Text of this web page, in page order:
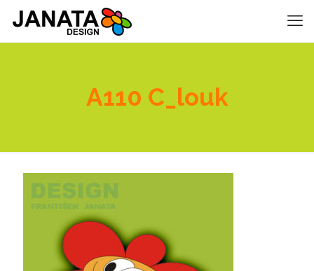
A110 C_louk